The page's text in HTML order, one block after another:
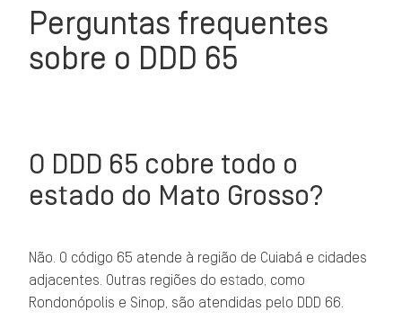
Perguntas frequentes
sobre o DDD 65
O DDD 65 cobre todo o
estado do Mato Grosso?
Não. O código 65 atende à região de Cuiabá e cidades
adjacentes. Outras regiões do estado, como
Rondonópolis e Sinop, são atendidas pelo DDD 66.